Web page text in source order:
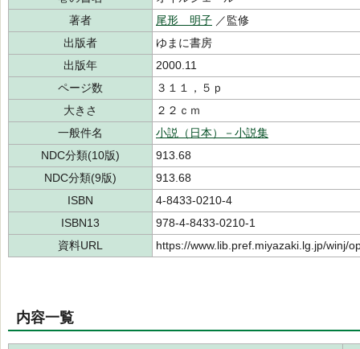
著者
尾形 明子 ／監修
出版者
ゆまに書房
出版年
2000.11
ページ数
３１１，５ｐ
大きさ
２２ｃｍ
一般件名
小説（日本）－小説集
NDC分類(10版)
913.68
NDC分類(9版)
913.68
ISBN
4-8433-0210-4
ISBN13
978-4-8433-0210-1
資料URL
https://www.lib.pref.miyazaki.lg.jp/winj/
内容一覧